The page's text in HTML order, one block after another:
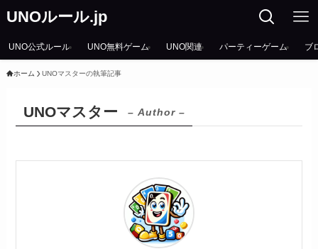
UNOルール.jp
UNO公式ルール UNO無料ゲーム UNO関連 パーティーゲーム ブ
ホーム UNOマスターの執筆記事
UNOマスター – Author –